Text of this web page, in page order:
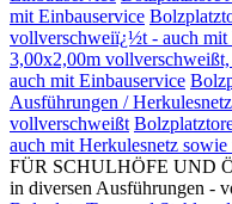
mit Einbauservice
vollverschweiï¿½t - auch mit
3,00x2,00m
auch mit Einbauservice
Ausführungen /
vollverschweißt
auch mit Herkulesnetz
FÜR SCHULHÖFE UND
in diversen Ausführungen -